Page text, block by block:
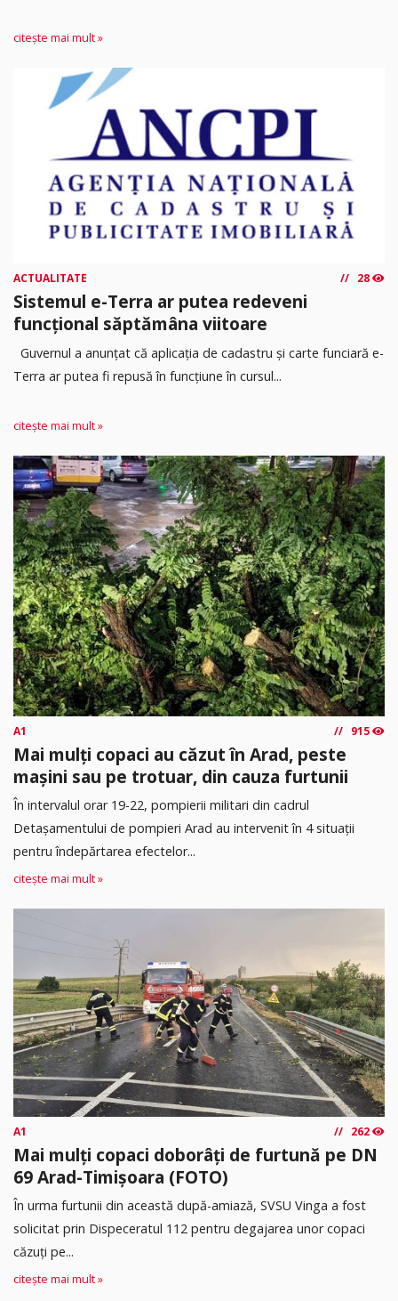
citește mai mult »
ACTUALITATE 28
Sistemul e-Terra ar putea redeveni
funcțional săptămâna viitoare
Guvernul a anunțat că aplicația de cadastru și carte funciară e-
Terra ar putea fi repusă în funcțiune în cursul...
citește mai mult »
A1 915
Mai mulți copaci au căzut în Arad, peste
mașini sau pe trotuar, din cauza furtunii
În intervalul orar 19-22, pompierii militari din cadrul
Detașamentului de pompieri Arad au intervenit în 4 situații
pentru îndepărtarea efectelor...
citește mai mult »
A1 262
Mai mulți copaci doborâți de furtună pe DN
69 Arad-Timișoara (FOTO)
În urma furtunii din această după-amiază, SVSU Vinga a fost
solicitat prin Dispeceratul 112 pentru degajarea unor copaci
căzuți pe...
citește mai mult »